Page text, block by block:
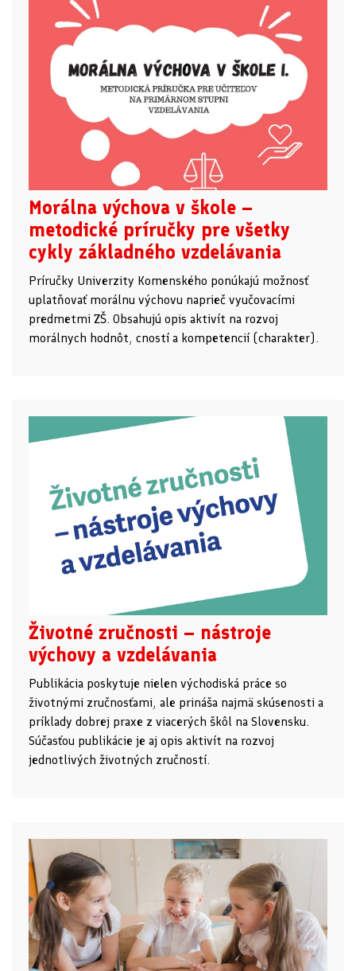
Morálna výchova v škole –
metodické príručky pre všetky
cykly základného vzdelávania
Príručky Univerzity Komenského ponúkajú možnosť
uplatňovať morálnu výchovu naprieč vyučovacími
predmetmi ZŠ. Obsahujú opis aktivít na rozvoj
morálnych hodnôt, cností a kompetencií (charakter).
Životné zručnosti – nástroje
výchovy a vzdelávania
Publikácia poskytuje nielen východiská práce so
životnými zručnosťami, ale prináša najmä skúsenosti a
príklady dobrej praxe z viacerých škôl na Slovensku.
Súčasťou publikácie je aj opis aktivít na rozvoj
jednotlivých životných zručností.